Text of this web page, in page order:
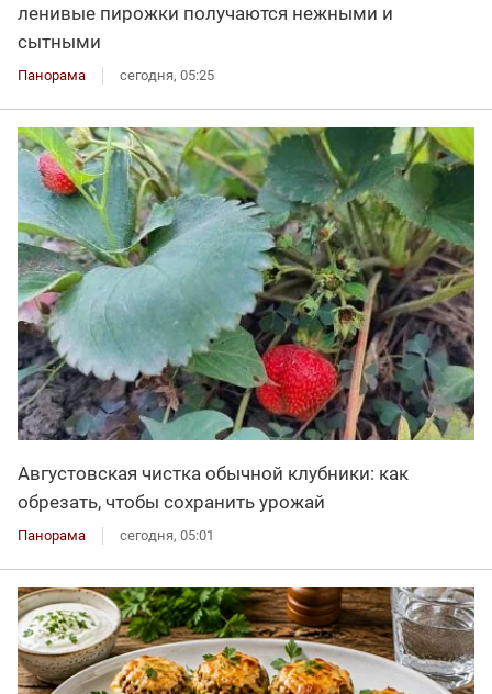
ленивые пирожки получаются нежными и
сытными
Панорама сегодня, 05:25
Августовская чистка обычной клубники: как
обрезать, чтобы сохранить урожай
Панорама сегодня, 05:01